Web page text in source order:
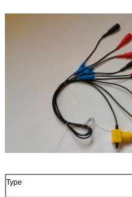
Type